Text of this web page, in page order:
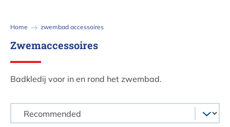
Kruimelpad
Home zwembad accessoires
Zwemaccessoires
Badkledij voor in en rond het zwembad.